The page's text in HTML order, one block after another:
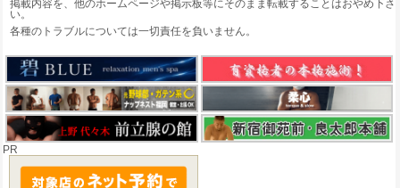
掲載内容を、他のホームページや掲示板等にそのまま転載することはおやめ下さ
い。
各種のトラブルについては一切責任を負いません。
PR